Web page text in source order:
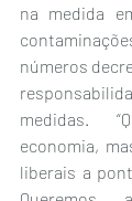
na medida
números
medidas.
economia,
liberais a